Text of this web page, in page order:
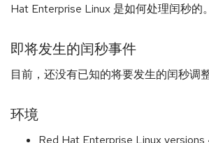
Hat Enterprise Linux 是如何处理闰秒的。
即将发生的闰秒事件
目前，还没有已知的将要发生的闰秒调整
环境
Red Hat Enterprise Linux